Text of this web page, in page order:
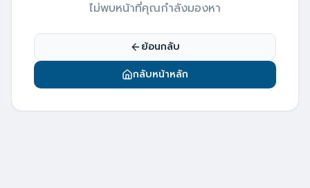
ไม่พบหน้าที่คุณกำลังมองหา
ย้อนกลับ
กลับหน้าหลัก